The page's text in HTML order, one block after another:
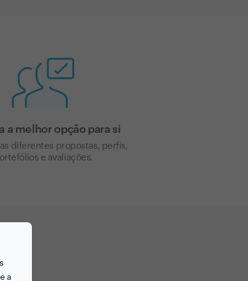
a
a melhor opção para si
diferentes propostas, perfis,
e avaliações.